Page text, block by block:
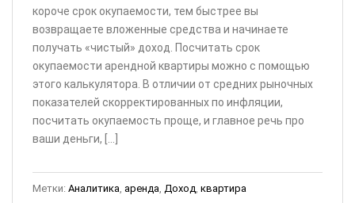
короче срок окупаемости, тем быстрее вы
возвращаете вложенные средства и начинаете
получать «чистый» доход. Посчитать срок
окупаемости арендной квартиры можно с помощью
этого калькулятора. В отличии от средних рыночных
показателей скорректированных по инфляции,
посчитать окупаемость проще, и главное речь про
ваши деньги, […]
Метки: Аналитика аренда Доход квартира